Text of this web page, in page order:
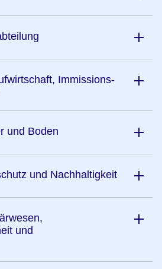
Immissions-
und Boden
und Nachhaltigkeit
und